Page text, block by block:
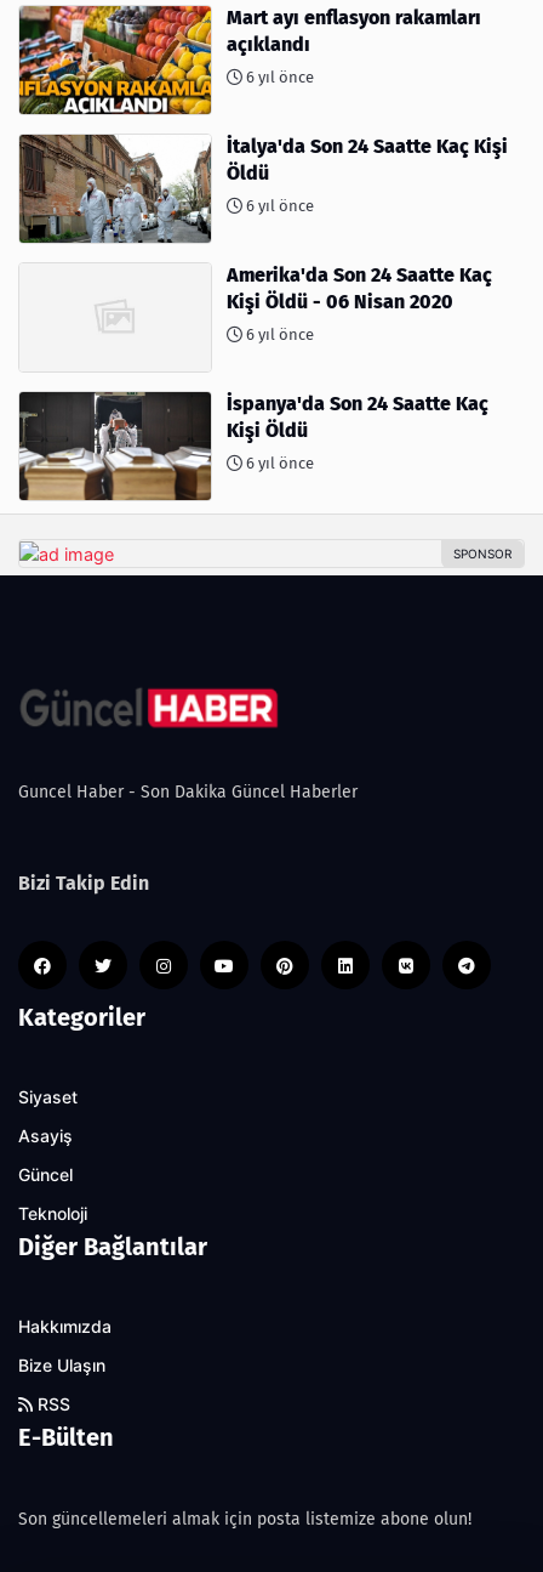
Mart ayı enflasyon rakamları
açıklandı
6 yıl önce
İtalya'da Son 24 Saatte Kaç Kişi
Öldü
6 yıl önce
Amerika'da Son 24 Saatte Kaç
Kişi Öldü - 06 Nisan 2020
6 yıl önce
İspanya'da Son 24 Saatte Kaç
Kişi Öldü
6 yıl önce
Guncel Haber - Son Dakika Güncel Haberler
Bizi Takip Edin
Kategoriler
Siyaset
Asayiş
Güncel
Teknoloji
Diğer Bağlantılar
Hakkımızda
Bize Ulaşın
RSS
E-Bülten
Son güncellemeleri almak için posta listemize abone olun!